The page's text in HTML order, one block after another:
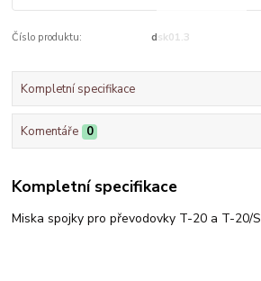
Číslo produktu: dsk01.3
Kompletní specifikace
Komentáře 0
Kompletní specifikace
Miska spojky pro převodovky T-20 a T-20/S